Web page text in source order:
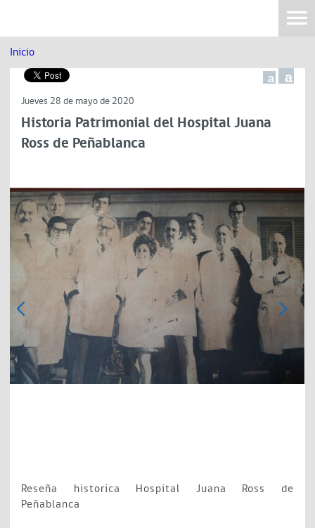
Inicio
a a
Jueves 28 de mayo de 2020
Historia Patrimonial del Hospital Juana
Ross de Peñablanca
Reseña historica Hospital Juana Ross de
Peñablanca